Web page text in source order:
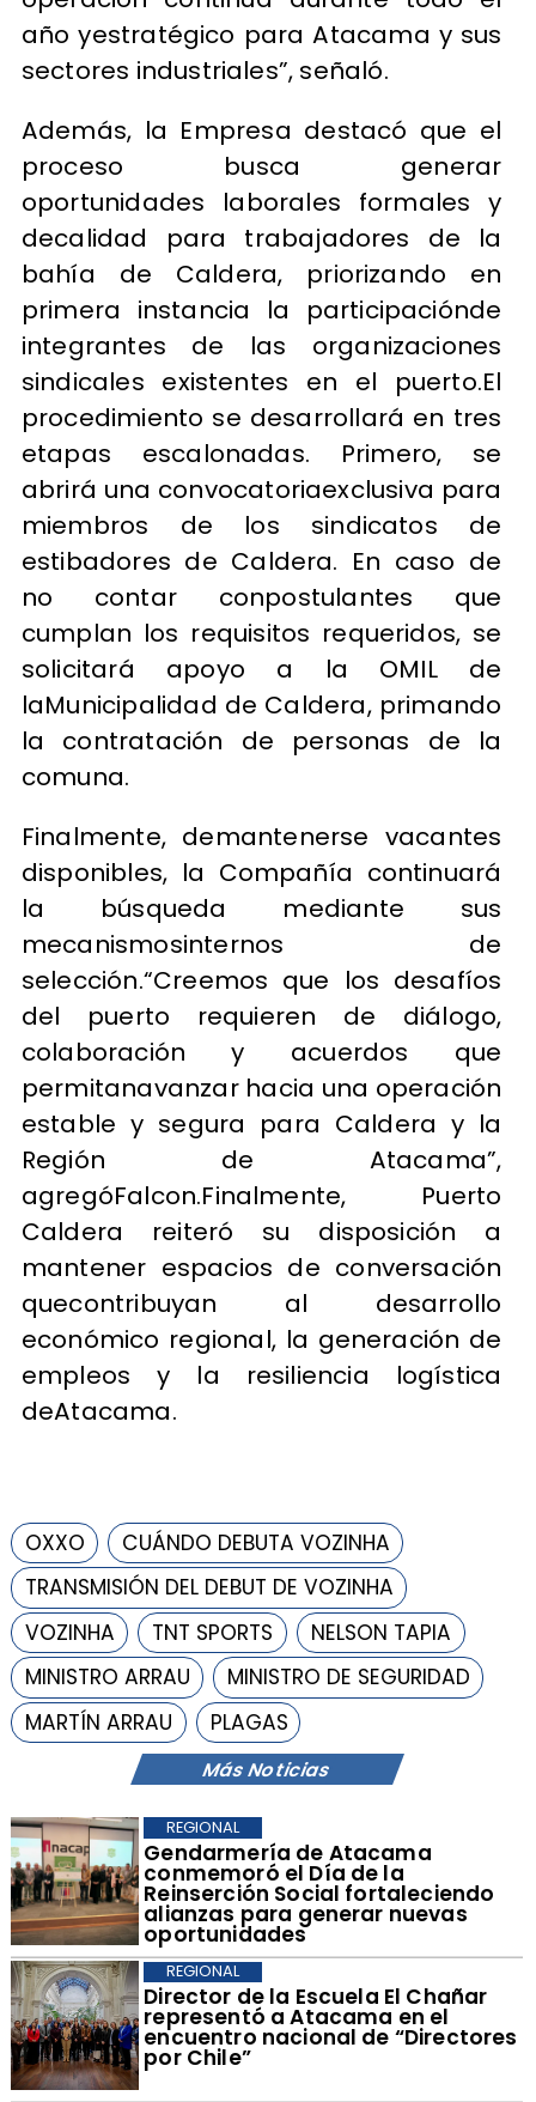
Más Noticias
​Gendarmería de Atacama
conmemoró el Día de la
Reinserción Social fortaleciendo
alianzas para generar nuevas
oportunidades
REGIONAL
​Director de la Escuela El Chañar
representó a Atacama en el
encuentro nacional de “Directores
por Chile”
REGIONAL
año yestratégico para Atacama y sus
sectores industriales”, señaló.
Además, la Empresa destacó que el
proceso busca generar
oportunidades laborales formales y
decalidad para trabajadores de la
bahía de Caldera, priorizando en
primera instancia la participaciónde
integrantes de las organizaciones
sindicales existentes en el puerto.El
procedimiento se desarrollará en tres
etapas escalonadas. Primero, se
abrirá una convocatoriaexclusiva para
miembros de los sindicatos de
estibadores de Caldera. En caso de
no contar conpostulantes que
cumplan los requisitos requeridos, se
solicitará apoyo a la OMIL de
laMunicipalidad de Caldera, primando
la contratación de personas de la
comuna.
Finalmente, demantenerse vacantes
disponibles, la Compañía continuará
la búsqueda mediante sus
mecanismosinternos de
selección.“Creemos que los desafíos
del puerto requieren de diálogo,
colaboración y acuerdos que
permitanavanzar hacia una operación
estable y segura para Caldera y la
Región de Atacama”,
agregóFalcon.Finalmente, Puerto
Caldera reiteró su disposición a
mantener espacios de conversación
quecontribuyan al desarrollo
económico regional, la generación de
empleos y la resiliencia logística
deAtacama.
OXXO
CUÁNDO DEBUTA VOZINHA
TRANSMISIÓN DEL DEBUT DE VOZINHA
VOZINHA
TNT SPORTS
NELSON TAPIA
MINISTRO ARRAU
MINISTRO DE SEGURIDAD
MARTÍN ARRAU
PLAGAS